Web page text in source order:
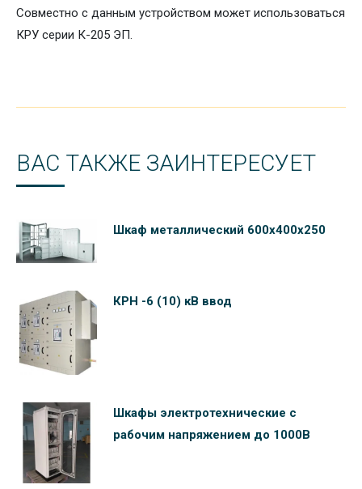
Совместно с данным устройством может использоваться
КРУ серии К-205 ЭП.
ВАС ТАКЖЕ ЗАИНТЕРЕСУЕТ
Шкаф металлический 600х400х250
КРН -6 (10) кВ ввод
Шкафы электротехнические c
рабочим напряжением до 1000В